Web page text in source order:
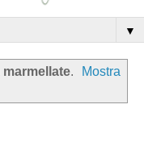
▼
marmellate.
Mostra